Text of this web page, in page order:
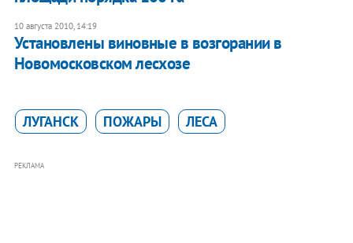
10 августа 2010, 14:19
Установлены виновные в возгорании в
Новомосковском лесхозе
ЛУГАНСК ПОЖАРЫ ЛЕСА
РЕКЛАМА